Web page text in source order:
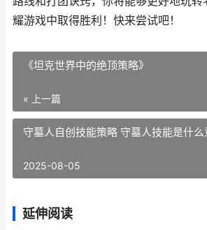
耀游戏中取得胜利！快来尝试吧！
《坦克世界中的绝顶策略》
« 上一篇
守墓人自创技能策略 守墓人技能是什么
2025-08-05
延伸阅读